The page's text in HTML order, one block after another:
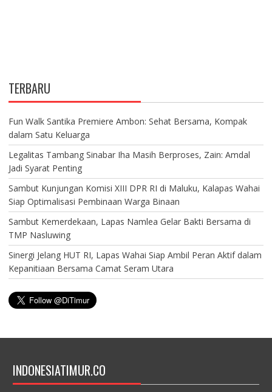
TERBARU
Fun Walk Santika Premiere Ambon: Sehat Bersama, Kompak
dalam Satu Keluarga
Legalitas Tambang Sinabar Iha Masih Berproses, Zain: Amdal
Jadi Syarat Penting
Sambut Kunjungan Komisi XIII DPR RI di Maluku, Kalapas Wahai
Siap Optimalisasi Pembinaan Warga Binaan
Sambut Kemerdekaan, Lapas Namlea Gelar Bakti Bersama di
TMP Nasluwing
Sinergi Jelang HUT RI, Lapas Wahai Siap Ambil Peran Aktif dalam
Kepanitiaan Bersama Camat Seram Utara
INDONESIATIMUR.CO